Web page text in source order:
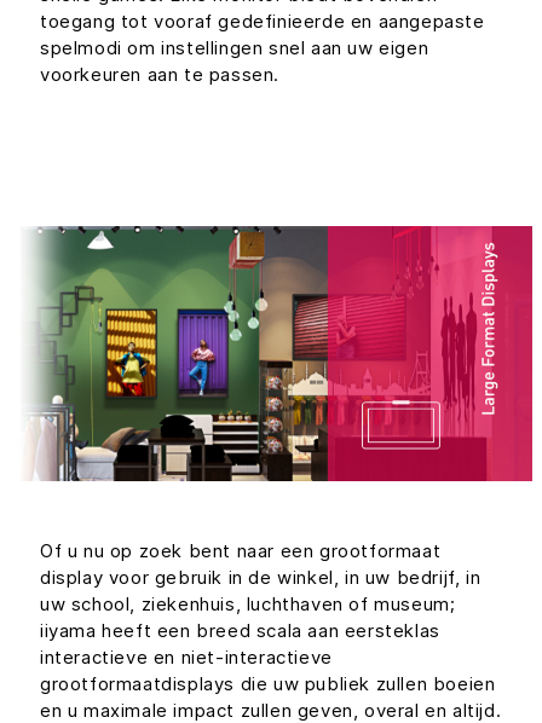
toegang tot vooraf gedefinieerde en aangepaste
spelmodi om instellingen snel aan uw eigen
voorkeuren aan te passen.
Of u nu op zoek bent naar een grootformaat
display voor gebruik in de winkel, in uw bedrijf, in
uw school, ziekenhuis, luchthaven of museum;
iiyama heeft een breed scala aan eersteklas
interactieve en niet-interactieve
grootformaatdisplays die uw publiek zullen boeien
en u maximale impact zullen geven, overal en altijd.